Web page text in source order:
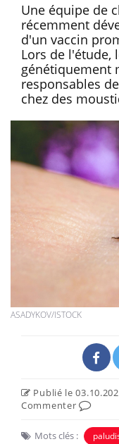
Une équipe de
récemment
d'un vaccin
Lors de l'étude,
génétiquement
responsables
chez des
ASADYKOV/ISTOCK
Publié le
Commenter
Mots clés :